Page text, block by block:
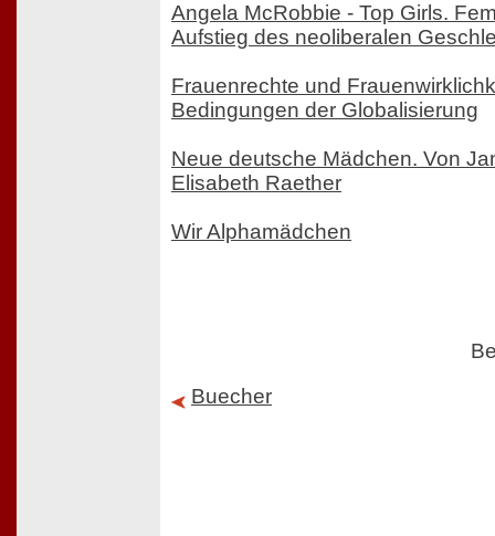
Angela McRobbie - Top Girls.
Aufstieg des neoliberalen
Frauenrechte und
Bedingungen der Globalisierung
Neue deutsche Mädchen. Von
Elisabeth Raether
Wir Alphamädchen
Buecher